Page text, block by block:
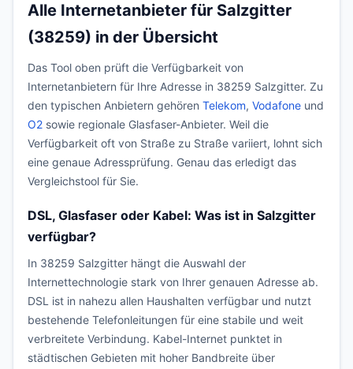
Alle Internetanbieter für Salzgitter
(38259) in der Übersicht
Das Tool oben prüft die Verfügbarkeit von
Internetanbietern für Ihre Adresse in 38259 Salzgitter. Zu
den typischen Anbietern gehören Telekom, Vodafone und
O2 sowie regionale Glasfaser-Anbieter. Weil die
Verfügbarkeit oft von Straße zu Straße variiert, lohnt sich
eine genaue Adressprüfung. Genau das erledigt das
Vergleichstool für Sie.
DSL, Glasfaser oder Kabel: Was ist in Salzgitter
verfügbar?
In 38259 Salzgitter hängt die Auswahl der
Internettechnologie stark von Ihrer genauen Adresse ab.
DSL ist in nahezu allen Haushalten verfügbar und nutzt
bestehende Telefonleitungen für eine stabile und weit
verbreitete Verbindung. Kabel-Internet punktet in
städtischen Gebieten mit hoher Bandbreite über